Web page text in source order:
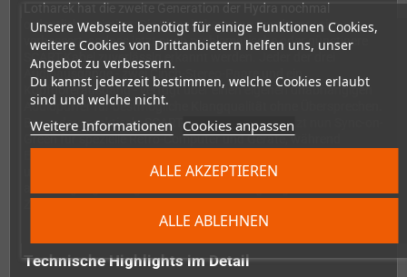
Unsere Webseite benötigt für einige Funktionen Cookies,
weitere Cookies von Drittanbietern helfen uns, unser
Angebot zu verbessern.
Du kannst jederzeit bestimmen, welche Cookies erlaubt
sind und welche nicht.
Weitere Informationen Cookies anpassen
ALLE ABLEHNEN
ALLE AKZEPTIEREN
Lotharek hat die zweite Generation der Hydra nochmal
ordentlich optimiert: Die Signalerkennung wurde massiv
verbessert, sodass jetzt auch problematische oder günstigere
SCART-Kabel zuverlässig erkannt werden. Jeder der drei
Audioausgänge - zwei Cinch-Stereo-Paare und ein
Kopfhörerausgang - verfügt über einen eigenen unabhängigen
Audiopuffer für bestmögliche Klangqualität ohne Übersprechen.
Besonders praktisch: SCART-Eingang 2 unterstützt nun Sync-on-
Green für spezielle Retro-Computer und Geräte, während
und ZX Spectrum verfügt. Zusätzliche Schutzschaltungen an
Technische Highlights im Detail